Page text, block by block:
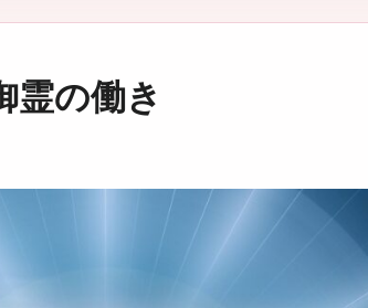
霊の働き